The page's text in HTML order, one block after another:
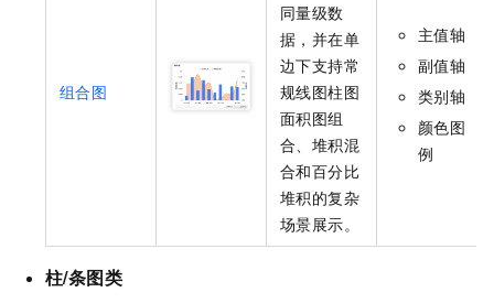
组合图
同量级数
据，并在单
边下支持常
规线图柱图
面积图组
合、堆积混
合和百分比
堆积的复杂
场景展示。
主值轴
副值轴
类别轴
颜色图
例
柱/条图类